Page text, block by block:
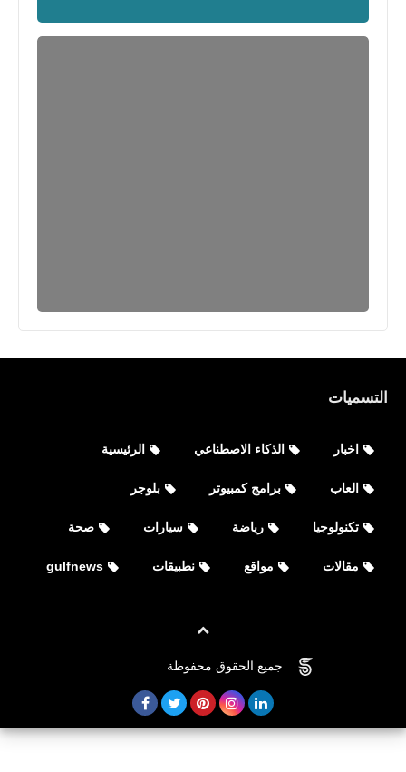
التسميات
اخبار الذكاء الاصطناعي الرئيسية
العاب برامج كمبيوتر بلوجر
تكنولوجيا رياضة سيارات صحة
مقالات مواقع نطبيقات gulfnews
جميع الحقوق محفوظة